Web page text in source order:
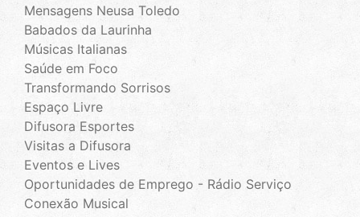
Mensagens Neusa Toledo
Babados da Laurinha
Músicas Italianas
Saúde em Foco
Transformando Sorrisos
Espaço Livre
Difusora Esportes
Visitas a Difusora
Eventos e Lives
Oportunidades de Emprego - Rádio Serviço
Conexão Musical